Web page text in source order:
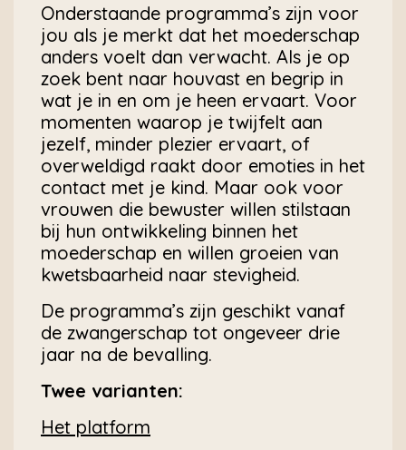
Onderstaande programma’s zijn voor
jou als je merkt dat het moederschap
anders voelt dan verwacht. Als je op
zoek bent naar houvast en begrip in
wat je in en om je heen ervaart. Voor
momenten waarop je twijfelt aan
jezelf, minder plezier ervaart, of
overweldigd raakt door emoties in het
contact met je kind. Maar ook voor
vrouwen die bewuster willen stilstaan
bij hun ontwikkeling binnen het
moederschap en willen groeien van
kwetsbaarheid naar stevigheid.
De programma’s zijn geschikt vanaf
de zwangerschap tot ongeveer drie
jaar na de bevalling.
Twee varianten:
Het platform